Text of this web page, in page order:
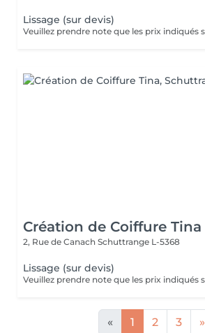
Lissage (sur devis)
Création de Coiffure Tina
2, Rue de Canach Schuttrange L-5368
Lissage (sur devis)
« 1 2 3 »